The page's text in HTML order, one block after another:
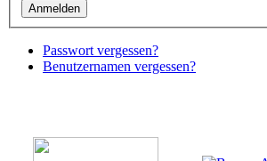
Passwort vergessen?
Benutzernamen vergessen?